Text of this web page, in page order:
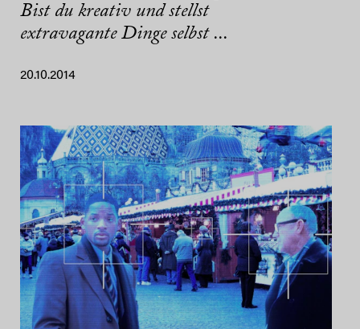
Bist du kreativ und stellst
extravagante Dinge selbst ...
20.10.2014